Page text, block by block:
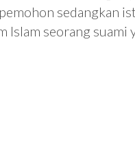
sedangkan
seorang suami